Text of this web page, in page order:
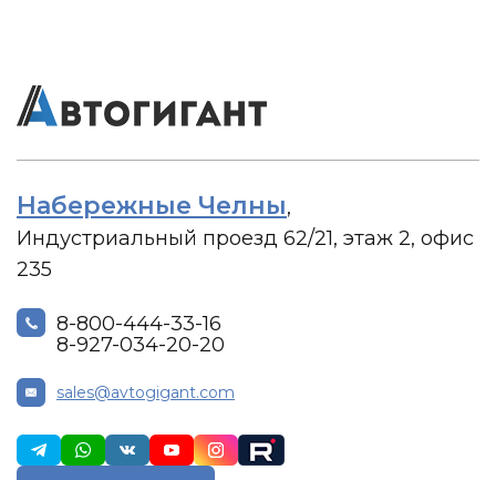
Набережные Челны,
Индустриальный проезд 62/21, этаж 2, офис
235
8-800-444-33-16
8-927-034-20-20
sales@avtogigant.com